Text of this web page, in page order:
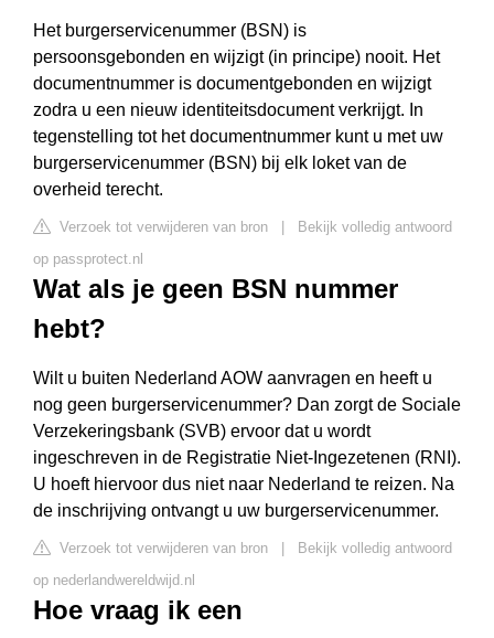
Het burgerservicenummer (BSN) is
persoonsgebonden en wijzigt (in principe) nooit. Het
documentnummer is documentgebonden en wijzigt
zodra u een nieuw identiteitsdocument verkrijgt. In
tegenstelling tot het documentnummer kunt u met uw
burgerservicenummer (BSN) bij elk loket van de
overheid terecht.
Verzoek tot verwijderen van bron
Bekijk volledig antwoord
op passprotect.nl
Wat als je geen BSN nummer
hebt?
Wilt u buiten Nederland AOW aanvragen en heeft u
nog geen burgerservicenummer? Dan zorgt de Sociale
Verzekeringsbank (SVB) ervoor dat u wordt
ingeschreven in de Registratie Niet-Ingezetenen (RNI).
U hoeft hiervoor dus niet naar Nederland te reizen. Na
de inschrijving ontvangt u uw burgerservicenummer.
Verzoek tot verwijderen van bron
Bekijk volledig antwoord
op nederlandwereldwijd.nl
Hoe vraag ik een